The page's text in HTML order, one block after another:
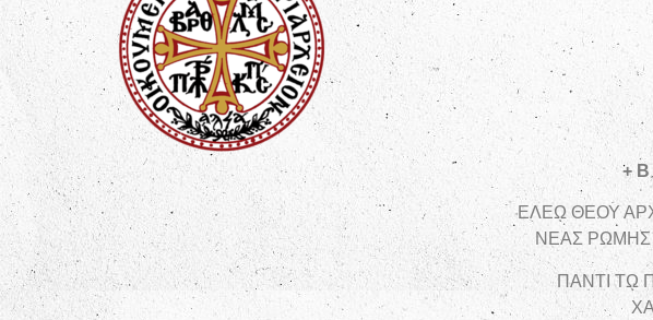
+ Β Α Ρ Θ Ο
ΕΛΕῼ ΘΕΟΥ ΑΡΧΙΕΠΙΣΚΟΠΟΣ
ΝΕΑΣ ΡΩΜΗΣ ΚΑΙ
ΠΑΝΤΙ Τῼ ΠΛΗΡΩΜΑΤΙ ΤΗΣ
ΧΑΡΙΣ ΕΙΗ ΚΑΙ